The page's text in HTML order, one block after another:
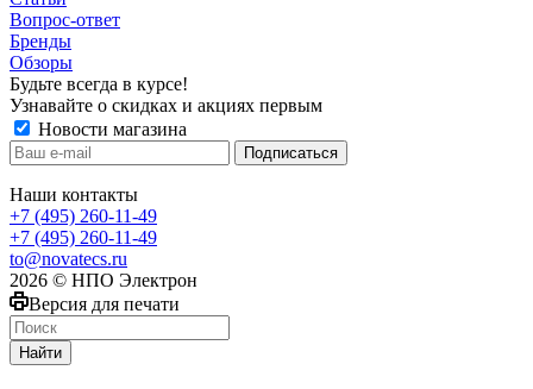
Вопрос-ответ
Бренды
Обзоры
Будьте всегда в курсе!
Узнавайте о скидках и акциях первым
Новости магазина
Наши контакты
+7 (495) 260-11-49
+7 (495) 260-11-49
to@novatecs.ru
2026 © НПО Электрон
Версия для печати
Найти